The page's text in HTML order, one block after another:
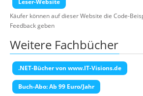
Leser-Website
Käufer können auf dieser Website die Code-
Feedback geben
Weitere Fachbücher
.NET-Bücher von www.IT-Visions.de
Buch-Abo: Ab 99 Euro/Jahr